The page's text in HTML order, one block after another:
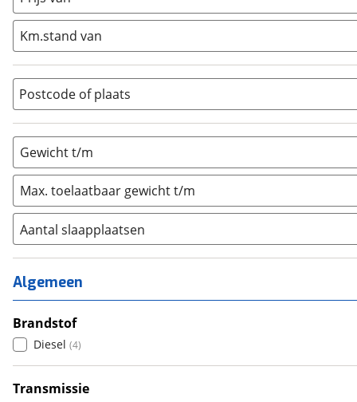
Integraal (0)
Opzetunit (0
Vouwwagen (0)
Km.stand van
Postcode of plaats
Gewicht t/m
Max. toelaatbaar gewicht t/m
Aantal slaapplaatsen
1 (0)
2 (1)
3 (0)
4 (1)
5 (0)
6+ (1)
Algemeen
Brandstof
Diesel (4)
Transmissie